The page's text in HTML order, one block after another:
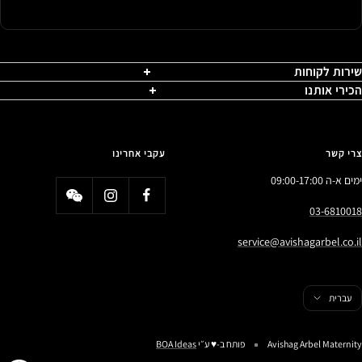
שירות לקוחות
הכירי אותנו
צרי קשר
ימים א-ה 09:00-17:00
03-6810018
service@avishagarbel.co.il
עקבי אחרינו
שפהעברית
Avishag Arbel Maternity פותח ב-♥️ ע״יBOA Ideas